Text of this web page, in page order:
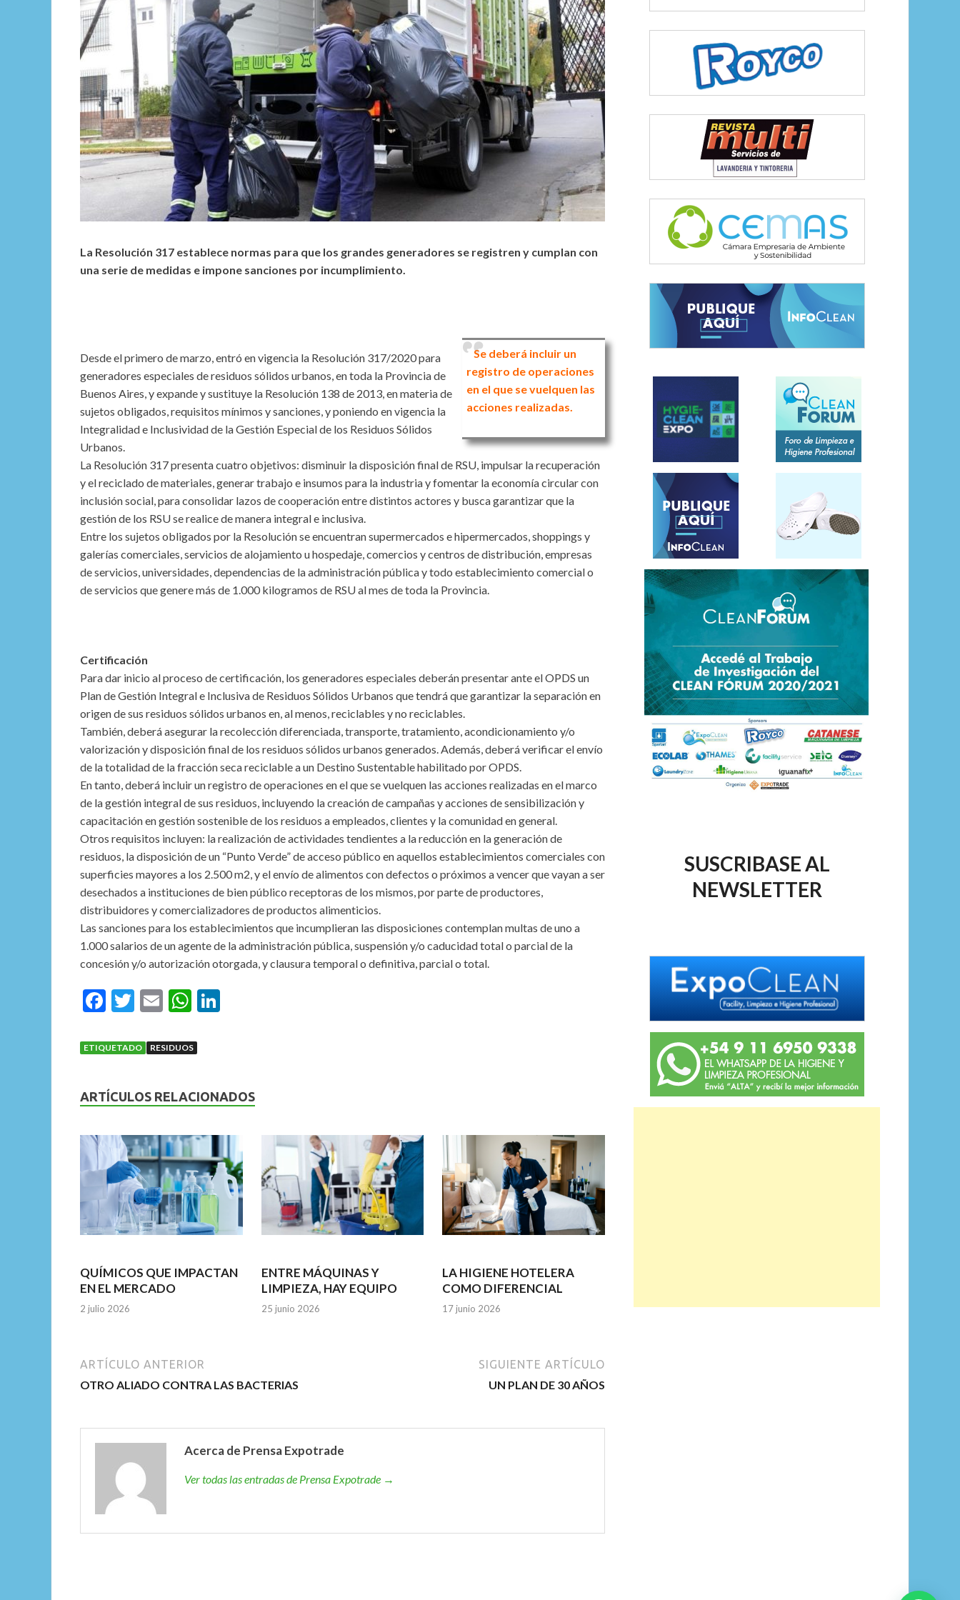
La Resolución 317 establece normas para que los grandes generadores se registren y cumplan con
una serie de medidas e impone sanciones por incumplimiento.
Se deberá incluir un
registro de operaciones
en el que se vuelquen las
acciones realizadas.
Desde el primero de marzo, entró en vigencia la Resolución 317/2020 para
generadores especiales de residuos sólidos urbanos, en toda la Provincia de
Buenos Aires, y expande y sustituye la Resolución 138 de 2013, en materia de
sujetos obligados, requisitos mínimos y sanciones, y poniendo en vigencia la
Integralidad e Inclusividad de la Gestión Especial de los Residuos Sólidos
Urbanos.
La Resolución 317 presenta cuatro objetivos: disminuir la disposición final de RSU, impulsar la recuperación
y el reciclado de materiales, generar trabajo e insumos para la industria y fomentar la economía circular con
inclusión social, para consolidar lazos de cooperación entre distintos actores y busca garantizar que la
gestión de los RSU se realice de manera integral e inclusiva.
Entre los sujetos obligados por la Resolución se encuentran supermercados e hipermercados, shoppings y
galerías comerciales, servicios de alojamiento u hospedaje, comercios y centros de distribución, empresas
de servicios, universidades, dependencias de la administración pública y todo establecimiento comercial o
de servicios que genere más de 1.000 kilogramos de RSU al mes de toda la Provincia.
Certificación
Para dar inicio al proceso de certificación, los generadores especiales deberán presentar ante el OPDS un
Plan de Gestión Integral e Inclusiva de Residuos Sólidos Urbanos que tendrá que garantizar la separación en
origen de sus residuos sólidos urbanos en, al menos, reciclables y no reciclables.
También, deberá asegurar la recolección diferenciada, transporte, tratamiento, acondicionamiento y/o
valorización y disposición final de los residuos sólidos urbanos generados. Además, deberá verificar el envío
de la totalidad de la fracción seca reciclable a un Destino Sustentable habilitado por OPDS.
En tanto, deberá incluir un registro de operaciones en el que se vuelquen las acciones realizadas en el marco
de la gestión integral de sus residuos, incluyendo la creación de campañas y acciones de sensibilización y
capacitación en gestión sostenible de los residuos a empleados, clientes y la comunidad en general.
Otros requisitos incluyen: la realización de actividades tendientes a la reducción en la generación de
residuos, la disposición de un “Punto Verde” de acceso público en aquellos establecimientos comerciales con
superficies mayores a los 2.500 m2, y el envío de alimentos con defectos o próximos a vencer que vayan a ser
desechados a instituciones de bien público receptoras de los mismos, por parte de productores,
distribuidores y comercializadores de productos alimenticios.
Las sanciones para los establecimientos que incumplieran las disposiciones contemplan multas de uno a
1.000 salarios de un agente de la administración pública, suspensión y/o caducidad total o parcial de la
concesión y/o autorización otorgada, y clausura temporal o definitiva, parcial o total.
F
e
o
o
k
T
itt
E
ai
W
at
A
p
p
n
ETIQUETADO RESIDUOS
ARTÍCULOS RELACIONADOS
QUÍMICOS QUE IMPACTAN
EN EL MERCADO
2 julio 2026
ENTRE MÁQUINAS Y
LIMPIEZA, HAY EQUIPO
25 junio 2026
LA HIGIENE HOTELERA
COMO DIFERENCIAL
17 junio 2026
ARTÍCULO ANTERIOR
OTRO ALIADO CONTRA LAS BACTERIAS
SIGUIENTE ARTÍCULO
UN PLAN DE 30 AÑOS
Acerca de Prensa Expotrade
Ver todas las entradas de Prensa Expotrade →
SUSCRIBASE AL
NEWSLETTER